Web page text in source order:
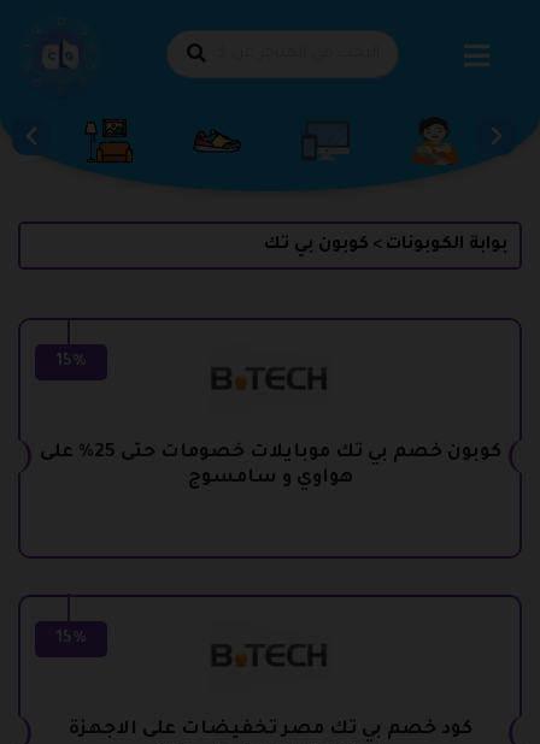
بوابة الكوبونات > كوبون بي تك
15%
كوبون خصم بي تك موبايلات خصومات حتى 25% على
هواوي و سامسوج
15%
كود خصم بي تك مصر تخفيضات على الاجهزة